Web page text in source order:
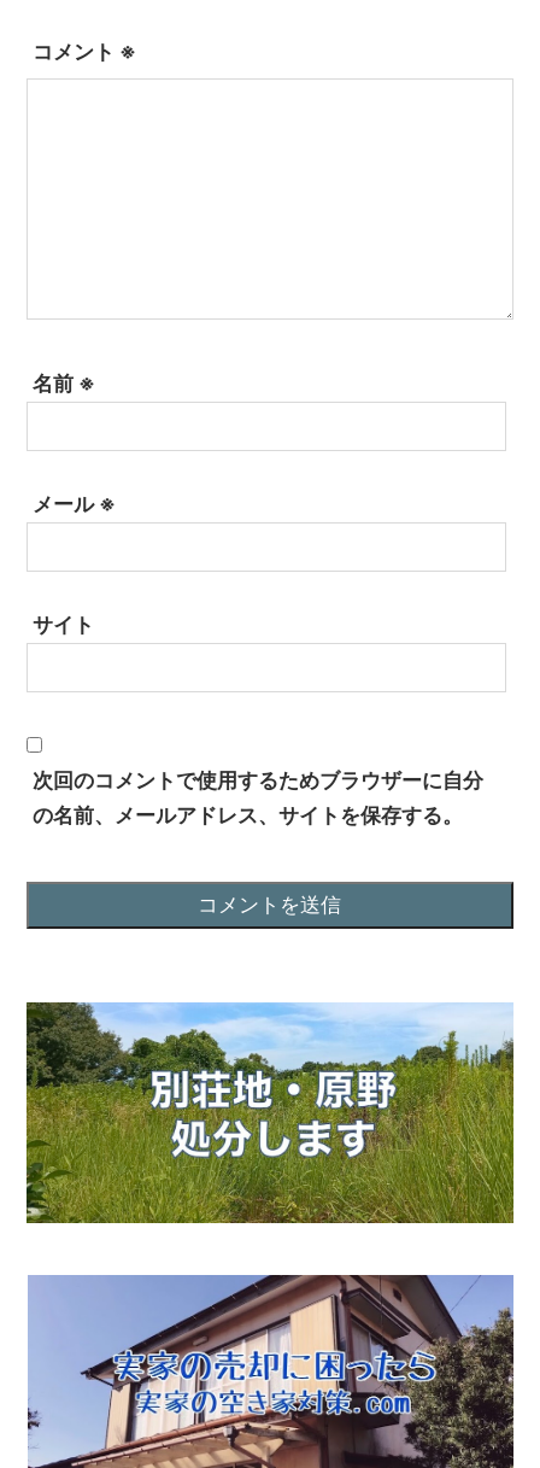
コメント ※
名前 ※
メール ※
サイト
次回のコメントで使用するためブラウザーに自分
の名前、メールアドレス、サイトを保存する。